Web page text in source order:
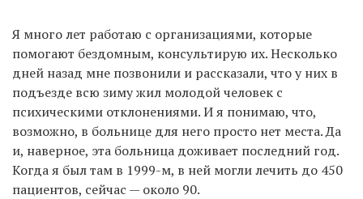
Я много лет работаю с организациями, которые
помогают бездомным, консультирую их. Несколько
дней назад мне позвонили и рассказали, что у них в
подъезде всю зиму жил молодой человек с
психическими отклонениями. И я понимаю, что,
возможно, в больнице для него просто нет места. Да
и, наверное, эта больница доживает последний год.
Когда я был там в 1999-м, в ней могли лечить до 450
пациентов, сейчас — около 90.